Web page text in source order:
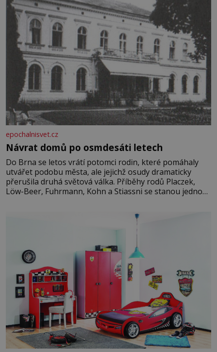
epochalnisvet.cz
Návrat domů po osmdesáti letech
Do Brna se letos vrátí potomci rodin, které pomáhaly
utvářet podobu města, ale jejichž osudy dramaticky
přerušila druhá světová válka. Příběhy rodů Placzek,
Löw-Beer, Fuhrmann, Kohn a Stiassni se stanou jednou
jednoduché. Místa, která si člověk pamatuje z rodinných